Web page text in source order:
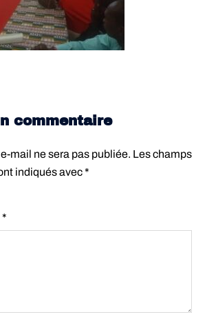
commentaire
mail ne sera pas publiée. Les champs
indiqués avec*
*